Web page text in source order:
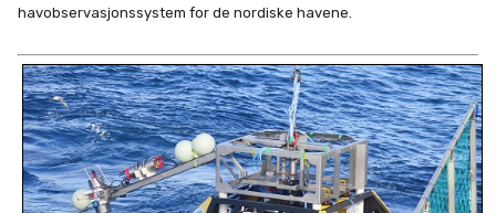
havobservasjonssystem for de nordiske havene.